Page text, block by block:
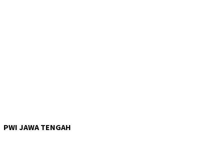
PWI JAWA TENGAH